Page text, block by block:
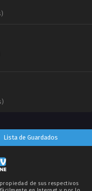
Lista de Guardados
de sus respectivos